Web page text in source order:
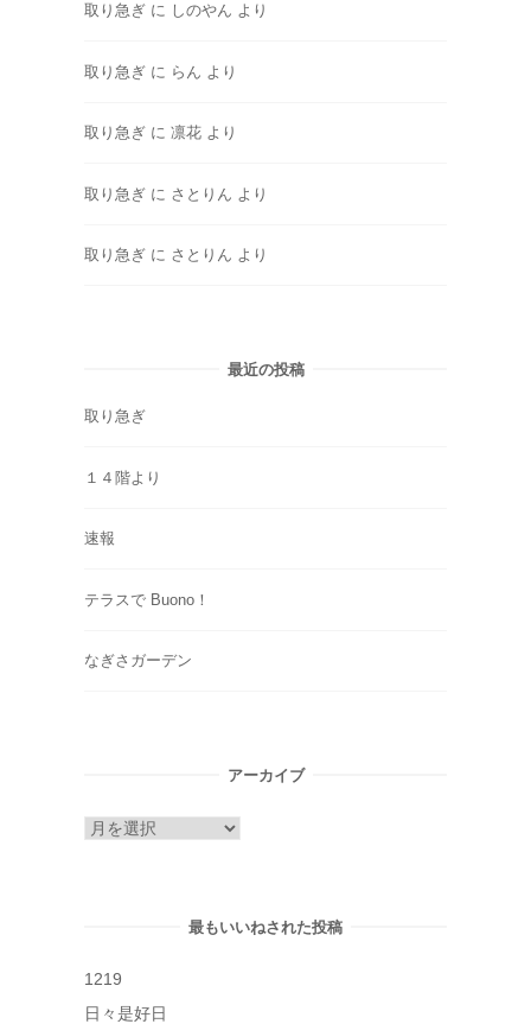
取り急ぎ に しのやん より
取り急ぎ に らん より
取り急ぎ に 凛花 より
取り急ぎ に さとりん より
取り急ぎ に さとりん より
最近の投稿
取り急ぎ
１４階より
速報
テラスで Buono！
なぎさガーデン
アーカイブ
ア
最もいいねされた投稿
1219
日々是好日